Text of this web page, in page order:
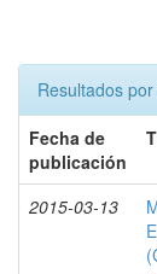
Resultados
Fecha de
publicación
2015-03-13